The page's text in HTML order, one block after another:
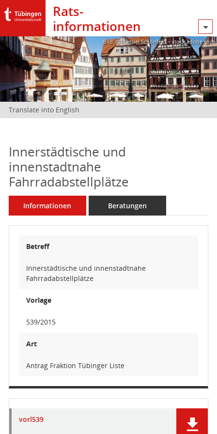
Rats­
informationen
Bild: @Manuel Schönfeld – stock.adobe.com
Translate into English
Innerstädtische und
innenstadtnahe
Fahrradabstellplätze
Informationen Beratungen
Betreff
Innerstädtische und innenstadtnahe
Fahrradabstellplätze
Vorlage
539/2015
Art
Antrag Fraktion Tübinger Liste
vorl539